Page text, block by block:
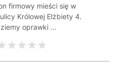
firmowy mieści się w
Królowej Elżbiety 4.
oprawki ...